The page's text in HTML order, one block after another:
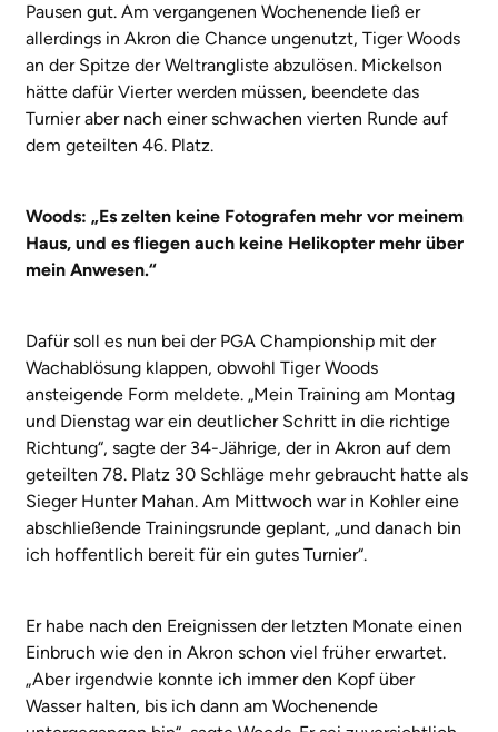
Pausen gut. Am vergangenen Wochenende ließ er
allerdings in Akron die Chance ungenutzt, Tiger Woods
an der Spitze der Weltrangliste abzulösen. Mickelson
hätte dafür Vierter werden müssen, beendete das
Turnier aber nach einer schwachen vierten Runde auf
dem geteilten 46. Platz.
Woods: „Es zelten keine Fotografen mehr vor meinem
Haus, und es fliegen auch keine Helikopter mehr über
mein Anwesen.“
Dafür soll es nun bei der PGA Championship mit der
Wachablösung klappen, obwohl Tiger Woods
ansteigende Form meldete. „Mein Training am Montag
und Dienstag war ein deutlicher Schritt in die richtige
Richtung“, sagte der 34-Jährige, der in Akron auf dem
geteilten 78. Platz 30 Schläge mehr gebraucht hatte als
Sieger Hunter Mahan. Am Mittwoch war in Kohler eine
abschließende Trainingsrunde geplant, „und danach bin
ich hoffentlich bereit für ein gutes Turnier“.
Er habe nach den Ereignissen der letzten Monate einen
Einbruch wie den in Akron schon viel früher erwartet.
„Aber irgendwie konnte ich immer den Kopf über
Wasser halten, bis ich dann am Wochenende